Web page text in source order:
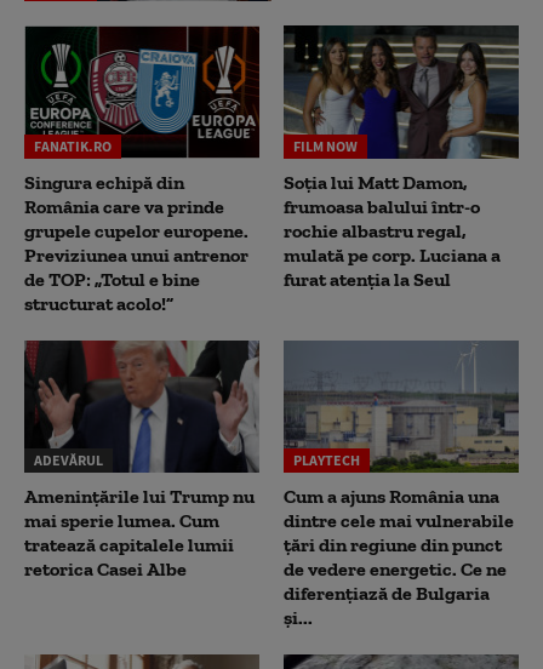
FANATIK.RO
Singura echipă din
România care va prinde
grupele cupelor europene.
Previziunea unui antrenor
de TOP: „Totul e bine
structurat acolo!”
FILM NOW
Soția lui Matt Damon,
frumoasa balului într-o
rochie albastru regal,
mulată pe corp. Luciana a
furat atenția la Seul
ADEVĂRUL
Amenințările lui Trump nu
mai sperie lumea. Cum
tratează capitalele lumii
retorica Casei Albe
PLAYTECH
Cum a ajuns România una
dintre cele mai vulnerabile
țări din regiune din punct
de vedere energetic. Ce ne
diferențiază de Bulgaria
și...